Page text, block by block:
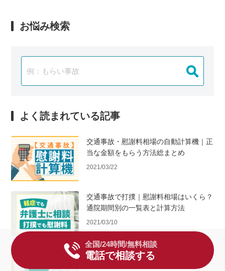
お悩み検索
よく読まれている記事
交通事故・慰謝料相場の自動計算機｜正
当な金額をもらう方法総まとめ
2021/03/22
交通事故で打撲｜慰謝料相場はいくら？
通院期間別の一覧表と計算方法
2021/03/10
交通事故で3ヶ月通院した場合の慰謝料
の相場は？むち打ちも解説
全国/24時間/無料相談
電話で相談する